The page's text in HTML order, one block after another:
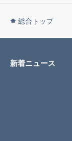
総合トップ
新着ニュース